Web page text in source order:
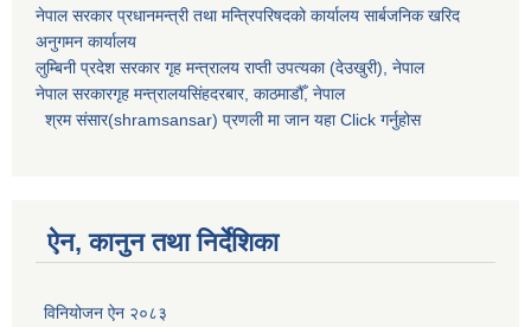
नेपाल सरकार प्रधानमन्त्री तथा मन्त्रिपरिषदको कार्यालय सार्बजनिक खरिद
अनुगमन कार्यालय
लुम्बिनी प्रदेश सरकार गृह मन्त्रालय राप्ती उपत्यका (देउखुरी), नेपाल
नेपाल सरकारगृह मन्त्रालयसिंहदरबार, काठमाडौँ, नेपाल
श्रम संसार(shramsansar) प्रणली मा जान यहा Click गर्नुहोस
ऐन, कानुन तथा निर्देशिका
विनियोजन ऐन २०८३